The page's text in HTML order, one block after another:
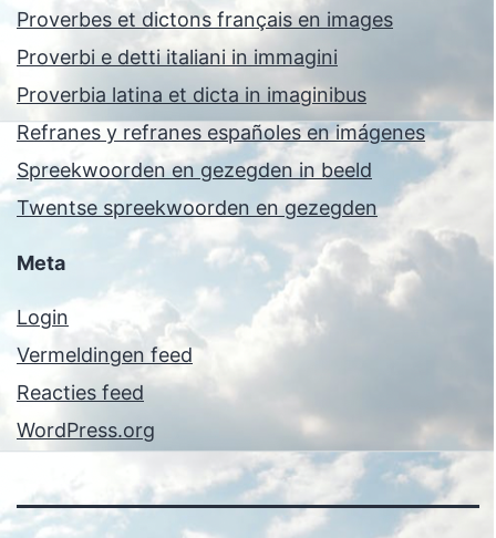
Proverbes et dictons français en images
Proverbi e detti italiani in immagini
Proverbia latina et dicta in imaginibus
Refranes y refranes españoles en imágenes
Spreekwoorden en gezegden in beeld
Twentse spreekwoorden en gezegden
Meta
Login
Vermeldingen feed
Reacties feed
WordPress.org